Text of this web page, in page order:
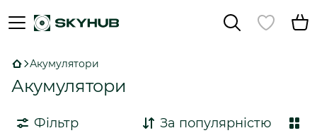
Акумулятори
Акумулятори
Фільтр За популярністю